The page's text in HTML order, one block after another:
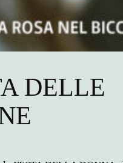
DELLE